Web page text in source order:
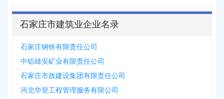
石家庄市建筑业企业名录
石家庄钢铁有限责任公司
中铝雄安矿业有限责任公司
石家庄市政建设集团有限责任公司
河北华登工程管理服务有限公司